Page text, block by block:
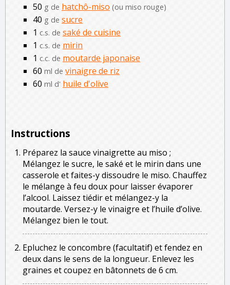
50 g de hatchô-miso (ou miso rouge)
40 g de sucre
1 c.s. de saké de cuisine
1 c.s. de mirin
1 c.c. de moutarde japonaise
60 ml de vinaigre de riz
60 ml d' huile d'olive
Instructions
Préparez la sauce vinaigrette au miso ;
Mélangez le sucre, le saké et le mirin dans une
casserole et faites-y dissoudre le miso. Chauffez
le mélange à feu doux pour laisser évaporer
l’alcool. Laissez tiédir et mélangez-y la
moutarde. Versez-y le vinaigre et l’huile d’olive.
Mélangez bien le tout.
Epluchez le concombre (facultatif) et fendez en
deux dans le sens de la longueur. Enlevez les
graines et coupez en bâtonnets de 6 cm.